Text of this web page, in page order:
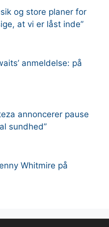
og store planer for
at vi er låst inde”
anmeldelse: på
annoncerer pause
sundhed”
Whitmire på